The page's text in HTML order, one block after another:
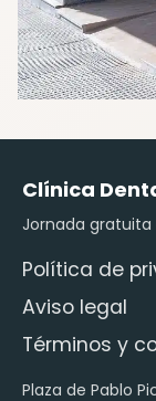
Clínica
Jornada gratuita
Política de
Aviso legal
Términos y
Plaza de Pablo